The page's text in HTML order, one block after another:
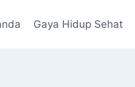
Gaya Hidup Sehat